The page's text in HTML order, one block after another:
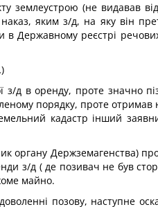
землеустрою (не видавав
яким з/д, на яку він
в Державному реєстрі
з/д в оренду, проте значно
порядку, проте отримав
кадастр інший
органу Держземагенства)
з/д ( де позивач не був
майно.
позову, наступне